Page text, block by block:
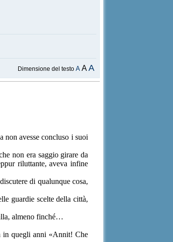
Dimensione del testoA AA
non avesse concluso i suoi
non era saggio girare da
riluttante, aveva infine
di qualunque cosa,
guardie scelte della città,
almeno finché…
in quegli anni «Annit! Che